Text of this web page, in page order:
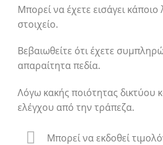
Μπορεί να έχετε εισάγει
στοιχείο.
Βεβαιωθείτε ότι έχετε
απαραίτητα πεδία.
Λόγω κακής ποιότητας δικτύου
ελέγχου από την τράπεζα.
Μπορεί να εκδοθεί